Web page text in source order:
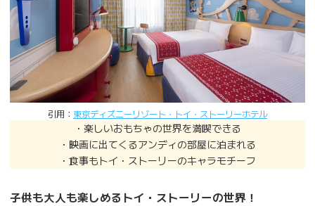
引用： 東京ディズニーリゾート・トイ・ストーリーホテル
・楽しいおもちゃの世界を満喫できる
・映画に出てくるアンディの部屋に泊まれる
・食事もトイ・ストーリーのキャラモチーフ
子供も大人も楽しめるトイ・ストーリーの世界！